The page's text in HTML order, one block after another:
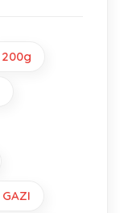
200g
GAZI